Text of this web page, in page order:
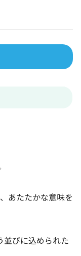
あたたかな意味を
並びに込められた